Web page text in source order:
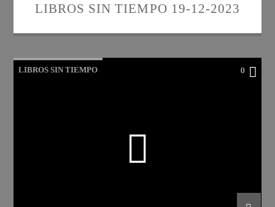
LIBROS SIN TIEMPO 19-12-2023
LIBROS SIN TIEMPO 0